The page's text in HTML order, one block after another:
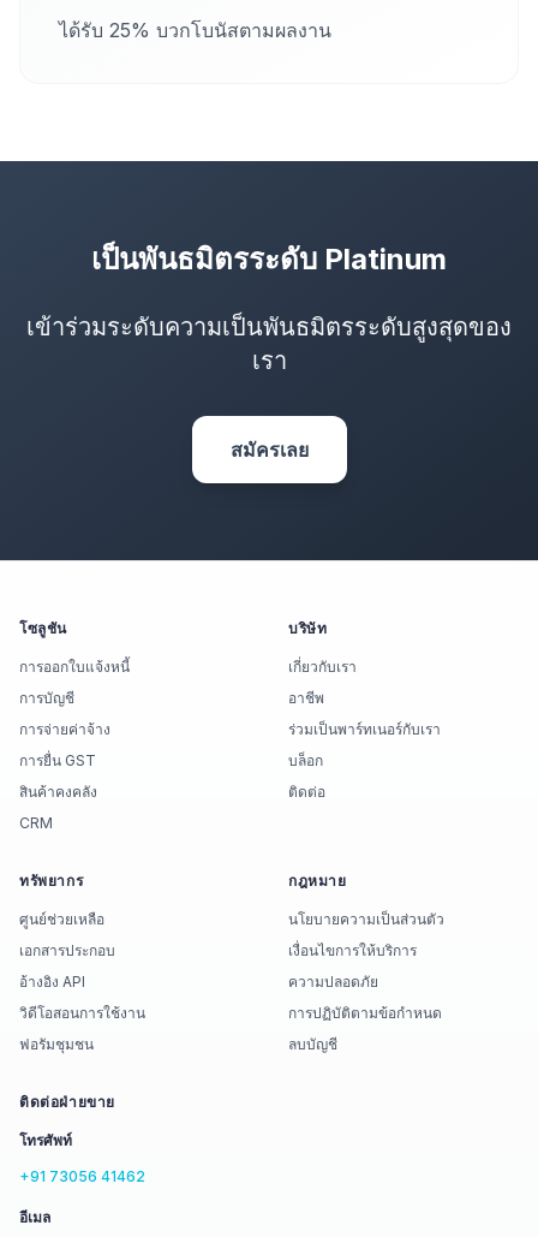
ได้รับ 25% บวกโบนัสตามผลงาน
เป็นพันธมิตรระดับ Platinum
เข้าร่วมระดับความเป็นพันธมิตรระดับสูงสุดของ
เรา
สมัครเลย
โซลูชัน
การออกใบแจ้งหนี้
การบัญชี
การจ่ายค่าจ้าง
การยื่น GST
สินค้าคงคลัง
CRM
บริษัท
เกี่ยวกับเรา
อาชีพ
ร่วมเป็นพาร์ทเนอร์กับเรา
บล็อก
ติดต่อ
ทรัพยากร
ศูนย์ช่วยเหลือ
เอกสารประกอบ
อ้างอิง API
วิดีโอสอนการใช้งาน
ฟอรัมชุมชน
กฎหมาย
นโยบายความเป็นส่วนตัว
เงื่อนไขการให้บริการ
ความปลอดภัย
การปฏิบัติตามข้อกำหนด
ลบบัญชี
ติดต่อฝ่ายขาย
โทรศัพท์
+91 73056 41462
อีเมล